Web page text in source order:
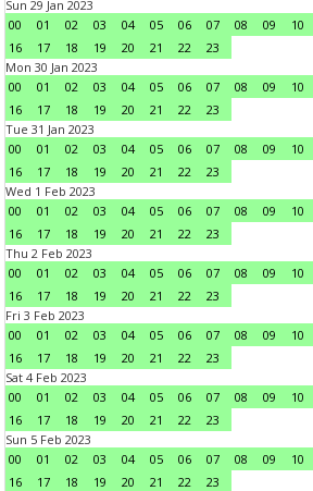
Sun 29 Jan 2023
00
01 02 03 04 05 06 07 08 09 10
16
17 18 19 20 21 22
23
Mon 30 Jan 2023
00
01 02 03 04 05 06 07 08 09 10
16
17 18 19 20 21 22
23
Tue 31 Jan 2023
00
01 02 03 04 05 06 07 08 09 10
16
17 18 19 20 21 22
23
Wed 1 Feb 2023
00
01 02 03 04 05 06 07 08 09 10
16
17 18 19 20 21 22
23
Thu 2 Feb 2023
00
01 02 03 04 05 06 07 08 09 10
16
17 18 19 20 21 22
23
Fri 3 Feb 2023
00
01 02 03 04 05 06 07 08 09 10
16
17 18 19 20 21 22
23
Sat 4 Feb 2023
00
01 02 03 04 05 06 07 08 09 10
16
17 18 19 20 21 22
23
Sun 5 Feb 2023
00
01 02 03 04 05 06 07 08 09 10
16
17 18 19 20 21 22
23